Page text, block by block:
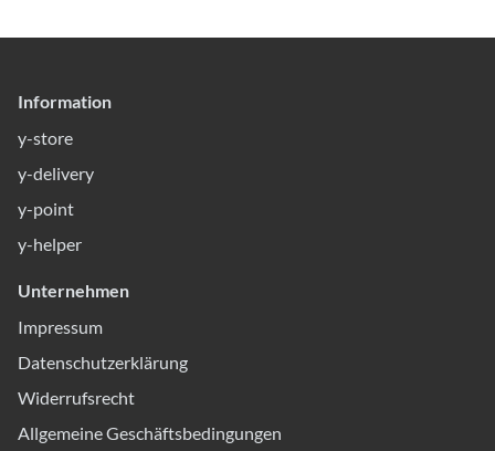
Information
y-store
y-delivery
y-point
y-helper
Unternehmen
Impressum
Datenschutzerklärung
Widerrufsrecht
Allgemeine Geschäftsbedingungen